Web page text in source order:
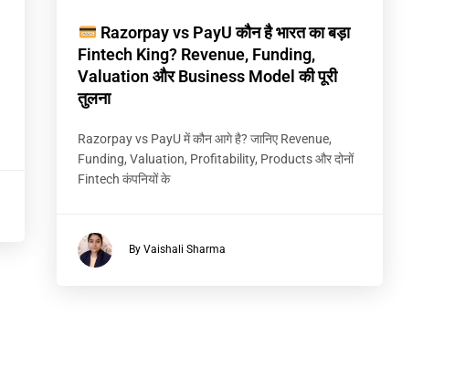
Razorpay vs PayU कौन है भारत का बड़ा
Fintech King? Revenue, Funding,
Valuation और Business Model की पूरी
तुलना
Razorpay vs PayU में कौन आगे है? जानिए Revenue,
Funding, Valuation, Profitability, Products और दोनों
Fintech कंपनियों के
By Vaishali Sharma